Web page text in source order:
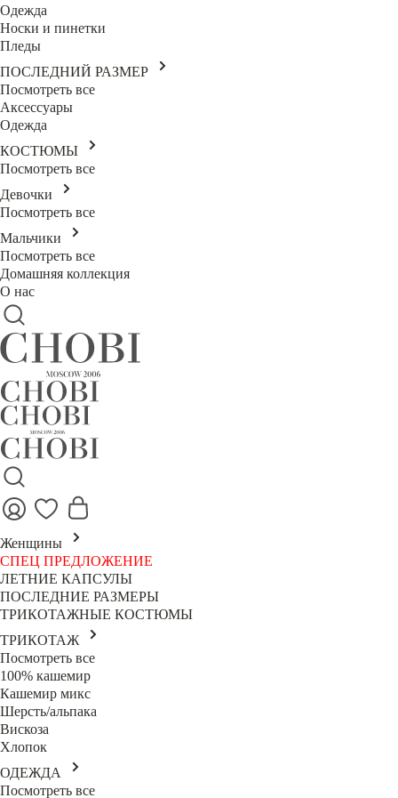
Одежда
Носки и пинетки
Пледы
ПОСЛЕДНИЙ РАЗМЕР
Посмотреть все
Аксессуары
Одежда
КОСТЮМЫ
Посмотреть все
Девочки
Посмотреть все
Мальчики
Посмотреть все
Домашняя коллекция
О нас
Женщины
СПЕЦ ПРЕДЛОЖЕНИЕ
ЛЕТНИЕ КАПСУЛЫ
ПОСЛЕДНИЕ РАЗМЕРЫ
ТРИКОТАЖНЫЕ КОСТЮМЫ
ТРИКОТАЖ
Посмотреть все
100% кашемир
Кашемир микс
Шерсть/альпака
Вискоза
Хлопок
ОДЕЖДА
Посмотреть все